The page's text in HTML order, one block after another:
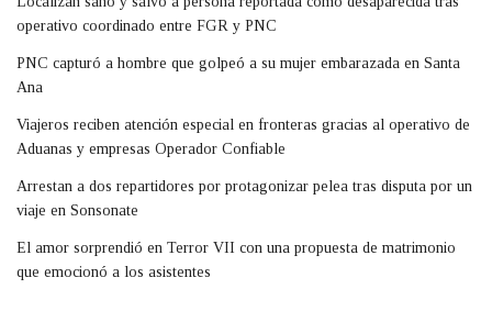
operativo coordinado entre FGR y PNC
PNC capturó a hombre que golpeó a su mujer embarazada en Santa
Ana
Viajeros reciben atención especial en fronteras gracias al operativo de
Aduanas y empresas Operador Confiable
Arrestan a dos repartidores por protagonizar pelea tras disputa por un
viaje en Sonsonate
El amor sorprendió en Terror VII con una propuesta de matrimonio
que emocionó a los asistentes